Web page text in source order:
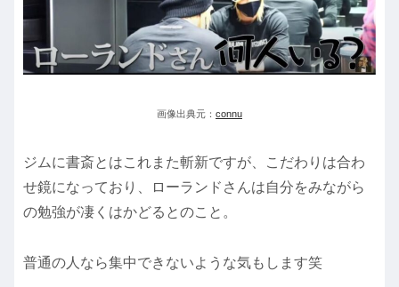
画像出典元： connu
ジムに書斎とはこれまた斬新ですが、こだわりは合わ
せ鏡になっており、ローランドさんは自分をみながら
の勉強が凄くはかどるとのこと。
普通の人なら集中できないような気もします笑